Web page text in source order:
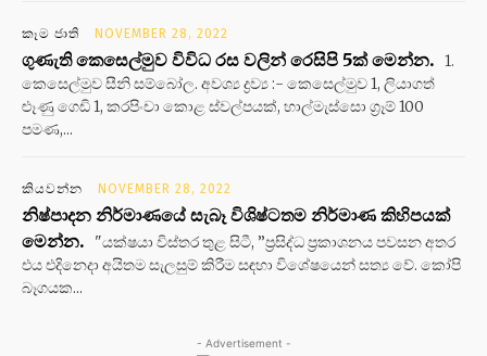
කෑම ජාති NOVEMBER 28, 2022
ගුණැති කෙසෙල්මුව විවිධ රස වලින් රෙසිපි 5ක් මෙන්න. 1.
කෙසෙල්මුව සීනි සම්බෝල. අවශ්‍ය ද්‍රව්‍ය :- කෙසෙල්මුව 1, ලියාගත්
ළූණු ගෙඩි 1, කරපිංචා කොළ ස්වල්පයක්, හාල්මැස්සො ග්‍රෑම් 100
පමණ,...
කියවන්න NOVEMBER 28, 2022
නිෂ්පාදන නිර්මාණයේ සැබෑ විශිෂ්ටතම නිර්මාණ කිහිපයක්
මෙන්න.
"යක්ෂයා විස්තර තුළ සිටී, ”ප්‍රසිද්ධ ප්‍රකාශනය පවසන අතර
එය එදිනෙදා අයිතම සැලසුම් කිරීම සඳහා විශේෂයෙන් සත්‍ය වේ. කෝපි
බෑගයක...
- Advertisement -